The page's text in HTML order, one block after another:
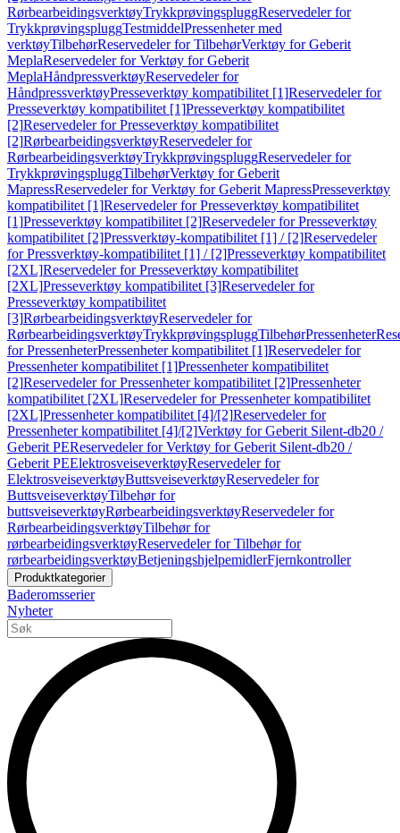
RørbearbeidingsverktøyTrykkprøvingspluggReservedeler for
TrykkprøvingspluggTestmiddelPressenheter med
verktøyTilbehørReservedeler for TilbehørVerktøy for Geberit
MeplaReservedeler for Verktøy for Geberit
MeplaHåndpressverktøyReservedeler for
HåndpressverktøyPresseverktøy kompatibilitet [1]Reservedeler for
Presseverktøy kompatibilitet [1]Presseverktøy kompatibilitet
[2]Reservedeler for Presseverktøy kompatibilitet
[2]RørbearbeidingsverktøyReservedeler for
RørbearbeidingsverktøyTrykkprøvingspluggReservedeler for
TrykkprøvingspluggTilbehørVerktøy for Geberit
MapressReservedeler for Verktøy for Geberit MapressPresseverktøy
kompatibilitet [1]Reservedeler for Presseverktøy kompatibilitet
[1]Presseverktøy kompatibilitet [2]Reservedeler for Presseverktøy
kompatibilitet [2]Pressverktøy-kompatibilitet [1] / [2]Reservedeler
for Pressverktøy-kompatibilitet [1] / [2]Presseverktøy kompatibilitet
[2XL]Reservedeler for Presseverktøy kompatibilitet
[2XL]Presseverktøy kompatibilitet [3]Reservedeler for
Presseverktøy kompatibilitet
[3]RørbearbeidingsverktøyReservedeler for
RørbearbeidingsverktøyTrykkprøvingspluggTilbehørPressenheter
for PressenheterPressenheter kompatibilitet [1]Reservedeler for
Pressenheter kompatibilitet [1]Pressenheter kompatibilitet
[2]Reservedeler for Pressenheter kompatibilitet [2]Pressenheter
kompatibilitet [2XL]Reservedeler for Pressenheter kompatibilitet
[2XL]Pressenheter kompatibilitet [4]/[2]Reservedeler for
Pressenheter kompatibilitet [4]/[2]Verktøy for Geberit Silent-db20 /
Geberit PEReservedeler for Verktøy for Geberit Silent-db20 /
Geberit PEElektrosveiseverktøyReservedeler for
ElektrosveiseverktøyButtsveiseverktøyReservedeler for
ButtsveiseverktøyTilbehør for
buttsveiseverktøyRørbearbeidingsverktøyReservedeler for
RørbearbeidingsverktøyTilbehør for
rørbearbeidingsverktøyReservedeler for Tilbehør for
rørbearbeidingsverktøyBetjeningshjelpemidlerFjernkontroller
Produktkategorier
Baderomsserier
Nyheter